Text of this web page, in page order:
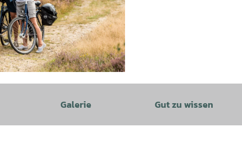
Galerie Gut zu wissen